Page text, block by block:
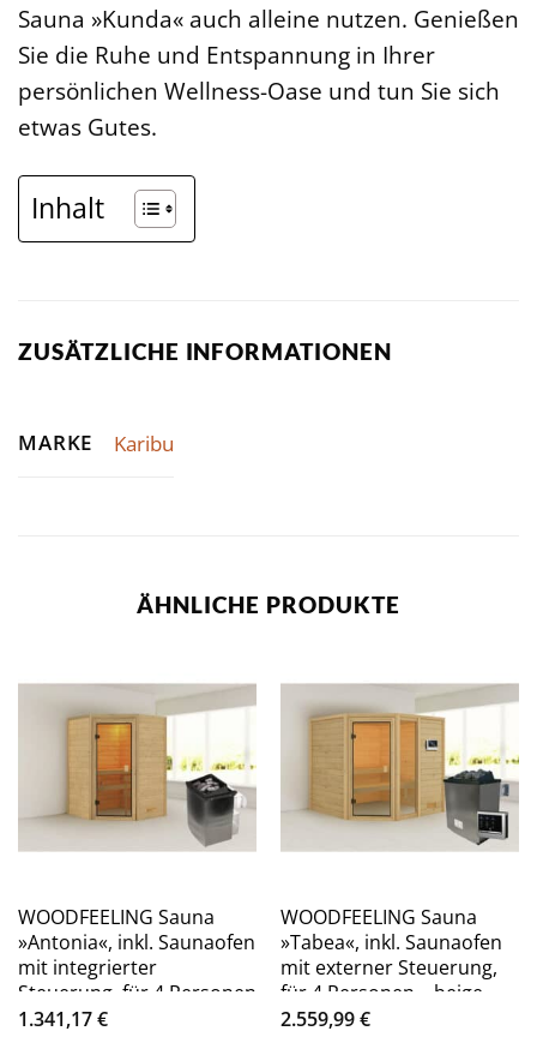
Sauna »Kunda« auch alleine nutzen. Genießen
Sie die Ruhe und Entspannung in Ihrer
persönlichen Wellness-Oase und tun Sie sich
etwas Gutes.
Inhalt
ZUSÄTZLICHE INFORMATIONEN
MARKE Karibu
ÄHNLICHE PRODUKTE
WOODFEELING Sauna
»Antonia«, inkl. Saunaofen
mit integrierter
Steuerung, für 4 Personen
– beige
1.341,17€
WOODFEELING Sauna
»Tabea«, inkl. Saunaofen
mit externer Steuerung,
für 4 Personen – beige
2.559,99€